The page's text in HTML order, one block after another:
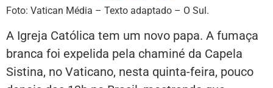
Foto: Vatican Média – Texto adaptado – O Sul.
A Igreja Católica tem um novo papa. A fumaça
branca foi expelida pela chaminé da Capela
Sistina, no Vaticano, nesta quinta-feira, pouco